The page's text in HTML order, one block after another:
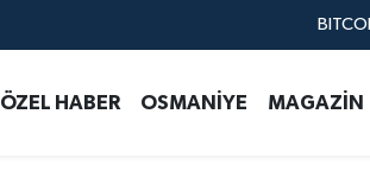
ÖZEL HABER OSMANİYE MAGAZİN